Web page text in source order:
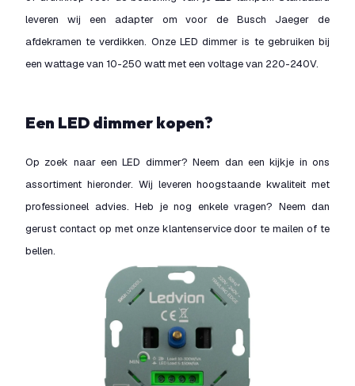
leveren wij een adapter om voor de Busch Jaeger de
afdekramen te verdikken. Onze LED dimmer is te gebruiken bij
een wattage van 10-250 watt met een voltage van 220-240V.
Een LED dimmer kopen?
Op zoek naar een LED dimmer? Neem dan een kijkje in ons
assortiment hieronder. Wij leveren hoogstaande kwaliteit met
professioneel advies. Heb je nog enkele vragen? Neem dan
gerust contact op met onze klantenservice door te mailen of te
bellen.